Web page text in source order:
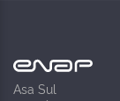
Asa Sul